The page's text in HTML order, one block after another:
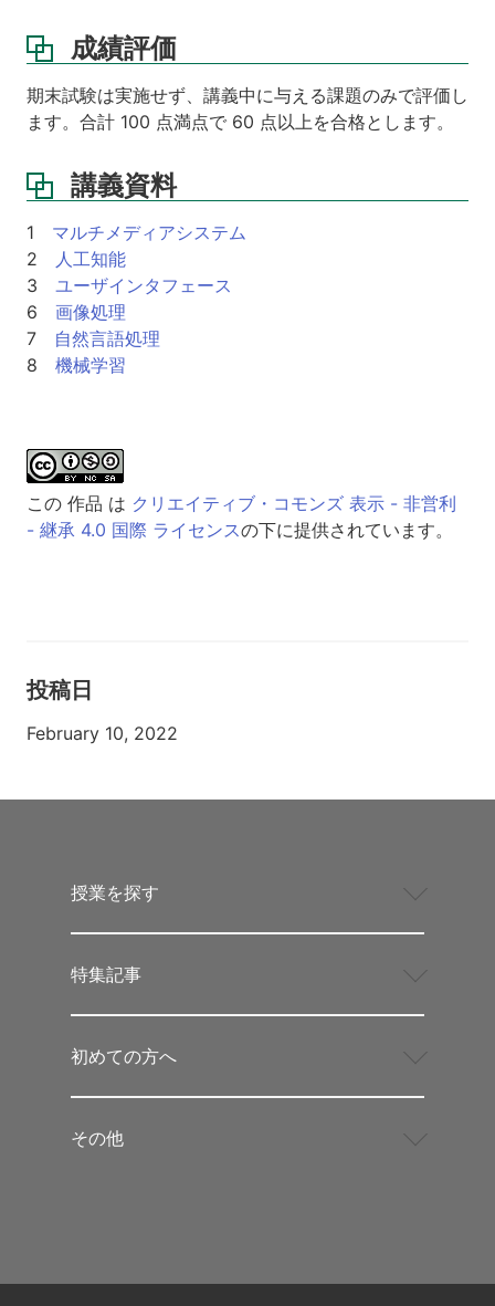
成績評価
期末試験は実施せず、講義中に与える課題のみで評価し
ます。合計 100 点満点で 60 点以上を合格とします。
講義資料
1 マルチメディアシステム
2 人工知能
3 ユーザインタフェース
6 画像処理
7 自然言語処理
8 機械学習
この 作品 は クリエイティブ・コモンズ 表示 - 非営利
- 継承 4.0 国際 ライセンスの下に提供されています。
投稿日
February 10, 2022
授業を探す
特集記事
初めての方へ
その他